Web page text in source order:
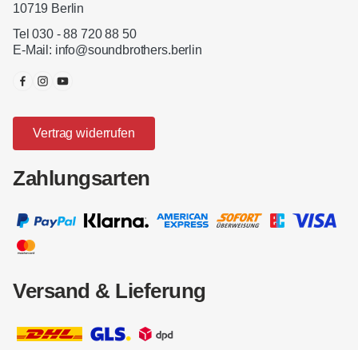
10719 Berlin
Tel 030 - 88 720 88 50
E-Mail: info@soundbrothers.berlin
Vertrag widerrufen
Zahlungsarten
Versand & Lieferung